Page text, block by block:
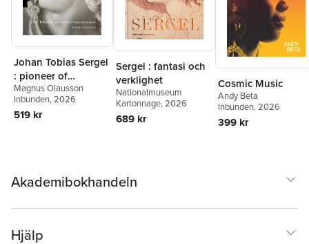
Johan Tobias Sergel
: pioneer of
Neoclassical
sculpture
Magnus Olausson
Inbunden, 2026
519 kr
Sergel : fantasi och
verklighet
Nationalmuseum
Kartonnage, 2026
689 kr
Cosmic Music
Andy Beta
Inbunden, 2026
399 kr
Akademibokhandeln
Hjälp